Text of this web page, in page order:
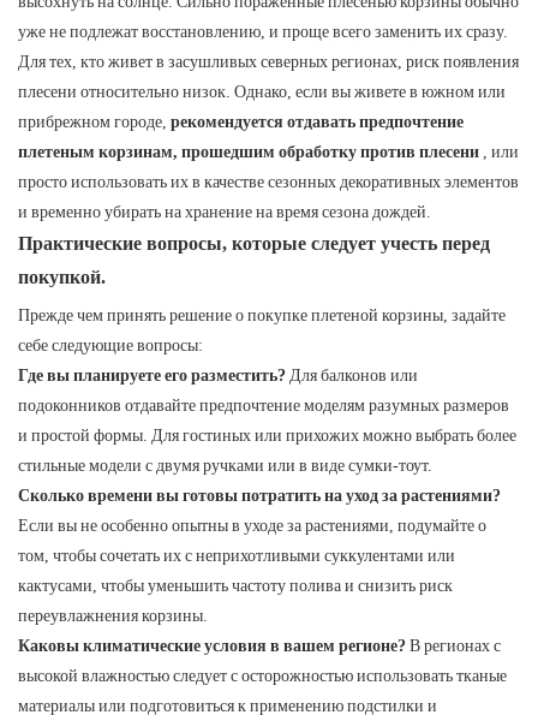
уже не подлежат восстановлению, и проще всего заменить их сразу.
Для тех, кто живет в засушливых северных регионах, риск появления
плесени относительно низок. Однако, если вы живете в южном или
прибрежном городе, рекомендуется отдавать предпочтение
плетеным корзинам, прошедшим обработку против плесени , или
просто использовать их в качестве сезонных декоративных элементов
и временно убирать на хранение на время сезона дождей.
Практические вопросы, которые следует учесть перед
покупкой.
Прежде чем принять решение о покупке плетеной корзины, задайте
себе следующие вопросы:
Где вы планируете его разместить?Для балконов или
подоконников отдавайте предпочтение моделям разумных размеров
и простой формы. Для гостиных или прихожих можно выбрать более
стильные модели с двумя ручками или в виде сумки-тоут.
Сколько времени вы готовы потратить на уход за растениями?
Если вы не особенно опытны в уходе за растениями, подумайте о
том, чтобы сочетать их с неприхотливыми суккулентами или
кактусами, чтобы уменьшить частоту полива и снизить риск
переувлажнения корзины.
Каковы климатические условия в вашем регионе?В регионах с
высокой влажностью следует с осторожностью использовать тканые
материалы или подготовиться к применению подстилки и